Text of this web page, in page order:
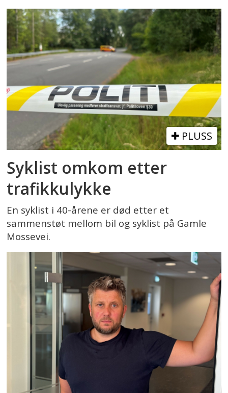
PLUSS
Syklist omkom etter
trafikkulykke
En syklist i 40-årene er død etter et
sammenstøt mellom bil og syklist på Gamle
Mossevei.